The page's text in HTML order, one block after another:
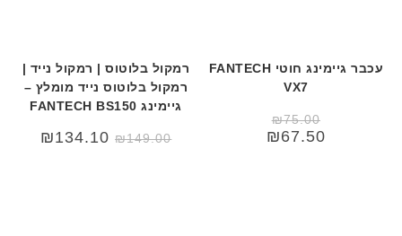
עכבר גיימינג חוטי FANTECH
VX7
₪75.00
₪67.50
רמקול בלוטוס | רמקול נייד |
רמקול בלוטוס נייד מומלץ –
גיימינג FANTECH BS150
₪149.00
₪134.10